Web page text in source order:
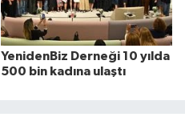
YenidenBiz Derneği 10 yılda
500 bin kadına ulaştı